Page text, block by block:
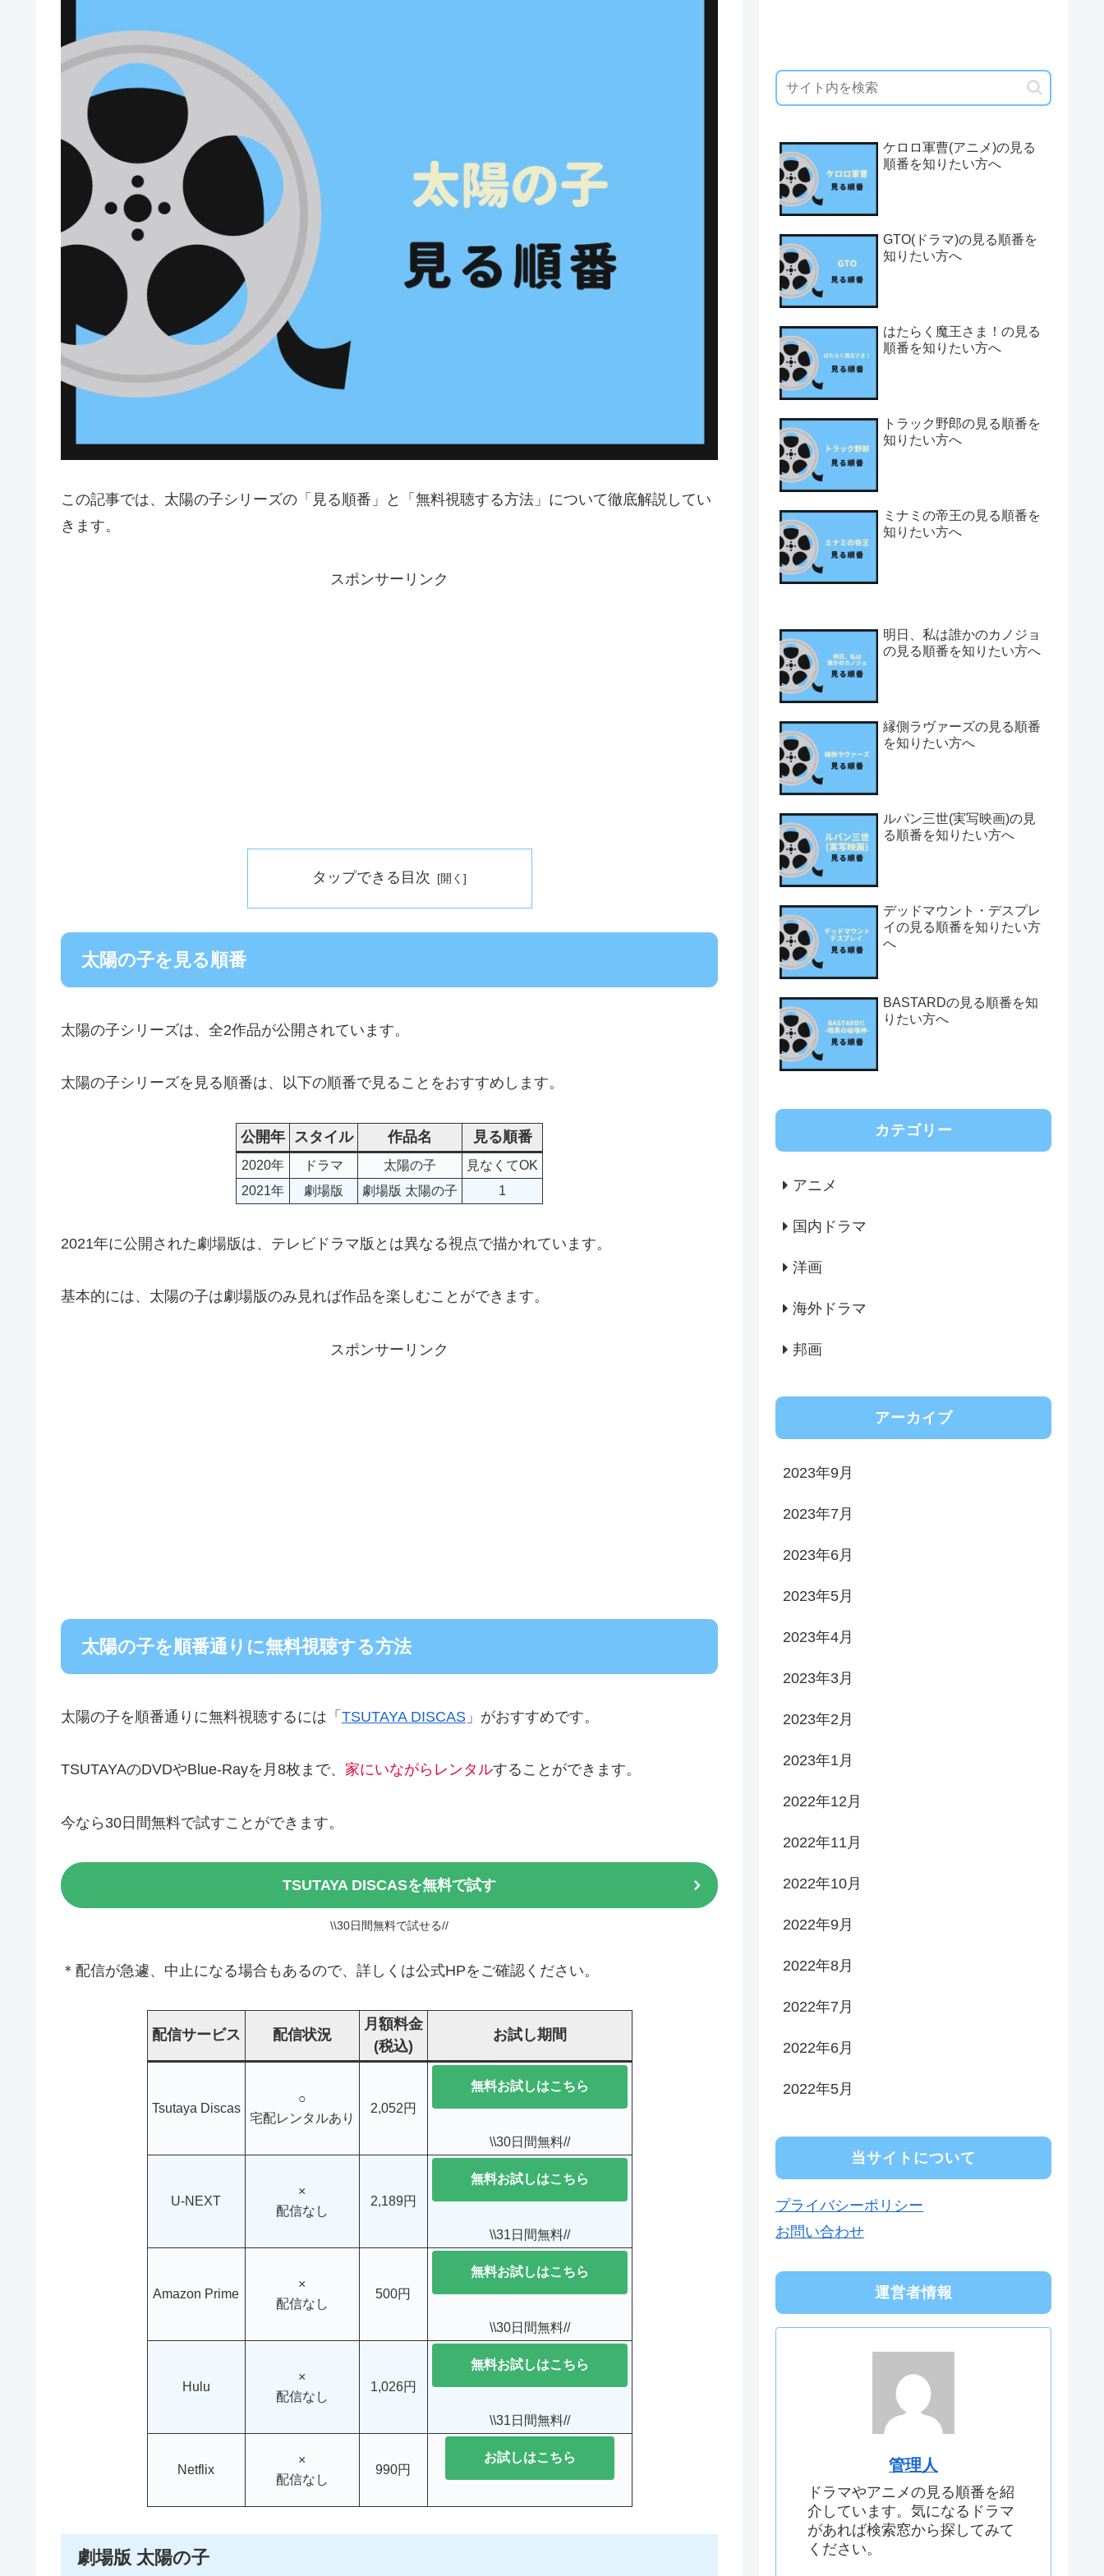
この記事では、太陽の子シリーズの「見る順番」と「無料視聴する方法」について徹底解説してい
きます。
スポンサーリンク
タップできる目次
太陽の子を見る順番
太陽の子シリーズは、全2作品が公開されています。
太陽の子シリーズを見る順番は、以下の順番で見ることをおすすめします。
公開年 スタイル 作品名 見る順番
2020年 ドラマ 太陽の子
見なくてOK
2021年
劇場版 劇場版 太陽の子 1
2021年に公開された劇場版は、テレビドラマ版とは異なる視点で描かれています。
基本的には、太陽の子は劇場版のみ見れば作品を楽しむことができます。
スポンサーリンク
太陽の子を順番通りに無料視聴する方法
太陽の子を順番通りに無料視聴するには「 TSUTAYA DISCAS 」がおすすめです。
TSUTAYAのDVDやBlue-Rayを月8枚まで、 家にいながらレンタルすることができます。
今なら30日間無料で試すことができます。
TSUTAYA DISCASを無料で試す
\\30日間無料で試せる//
＊配信が急遽、中止になる場合もあるので、詳しくは公式HPをご確認ください。
配信サービス 配信状況
月額料金
(税込)
お試し期間
Tsutaya Discas
○
宅配レンタルあり
2,052円
無料お試しはこちら
\\30日間無料//
U-NEXT
×
配信なし
2,189円
無料お試しはこちら
\\31日間無料//
Amazon Prime
×
配信なし
500円
無料お試しはこちら
\\30日間無料//
Hulu
×
配信なし
1,026円
無料お試しはこちら
\\31日間無料//
Netflix
×
配信なし
990円
お試しはこちら
劇場版 太陽の子
ケロロ軍曹(アニメ)の見る
順番を知りたい方へ
GTO(ドラマ)の見る順番を
知りたい方へ
はたらく魔王さま！の見る
順番を知りたい方へ
トラック野郎の見る順番を
知りたい方へ
ミナミの帝王の見る順番を
知りたい方へ
明日、私は誰かのカノジョ
の見る順番を知りたい方へ
縁側ラヴァーズの見る順番
を知りたい方へ
ルパン三世(実写映画)の見
る順番を知りたい方へ
デッドマウント・デスプレ
イの見る順番を知りたい方
へ
BASTARDの見る順番を知
りたい方へ
カテゴリー
アニメ
国内ドラマ
洋画
海外ドラマ
邦画
アーカイブ
2023年9月
2023年7月
2023年6月
2023年5月
2023年4月
2023年3月
2023年2月
2023年1月
2022年12月
2022年11月
2022年10月
2022年9月
2022年8月
2022年7月
2022年6月
2022年5月
当サイトについて
プライバシーポリシー
お問い合わせ
運営者情報
管理人
ドラマやアニメの見る順番を紹
介しています。気になるドラマ
があれば検索窓から探してみて
ください。